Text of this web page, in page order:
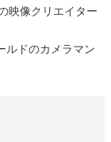
映像クリエイター
ルドのカメラマン